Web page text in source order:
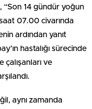
“Son 14 gündür yoğun
07.00 civarında
ardından yanıt
hastalığı sürecinde
ve
aynı zamanda